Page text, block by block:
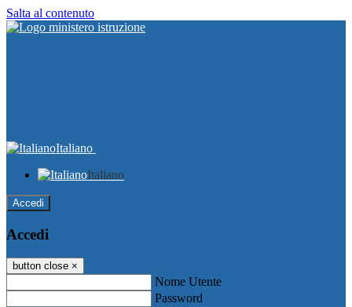
Salta al contenuto
Italiano
Italiano
Accedi
Accedi
button close ×
Nome Utente
Password